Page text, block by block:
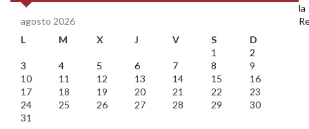
agosto 2026
L
M X J V S
D
1
2
3
4 5 6 7 8
9
10
11 12 13 14 15
16
17
18 19 20 21 22
23
24
25 26 27 28 29
30
31